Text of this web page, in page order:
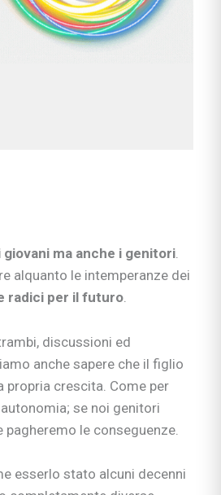
ma anche i genitori.
alquanto le intemperanze dei
radici per il futuro.
discussioni ed
anche sapere che il figlio
propria crescita. Come per
se noi genitori
le conseguenze.
esserlo stato alcuni decenni